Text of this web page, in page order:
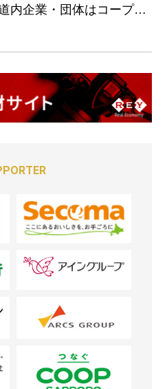
内企業・団体はコープさ
ＨＤ、柳月など７事業者